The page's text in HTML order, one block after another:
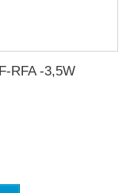
RFA -3,5W